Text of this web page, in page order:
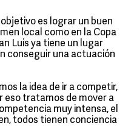
es lograr un buen
local como en la Copa
Luis ya tiene un lugar
conseguir una actuación
la idea de ir a competir,
eso tratamos de mover a
muy intensa, el
todos tienen conciencia